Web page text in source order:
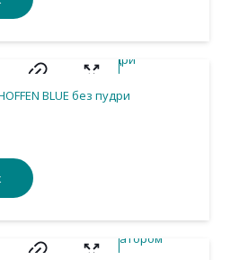
BLUE без пудри